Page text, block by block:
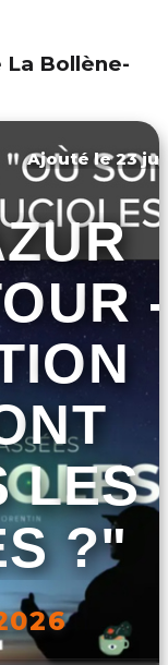
Bollène-
Ajouté le 23
-
LES
?"